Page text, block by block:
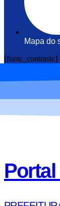
Mapa do
[fonte_contraste]